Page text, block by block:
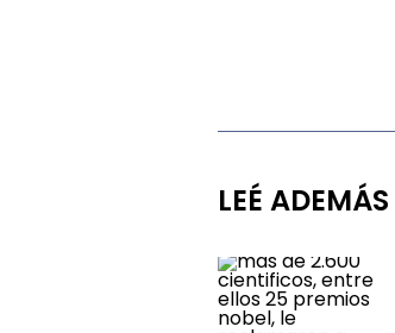
LEÉ ADEMÁS